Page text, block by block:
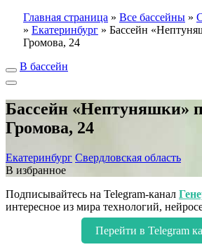
Главная страница » Все бассейны »
» Екатеринбург » Бассейн
Громова, 24
В бассейн
Бассейн «Нептуняшки»
Громова, 24
Екатеринбург Свердловская область
В избранное
Подписывайтесь на Telegram-канал
интересное из мира технологий,
Перейти в Telegram